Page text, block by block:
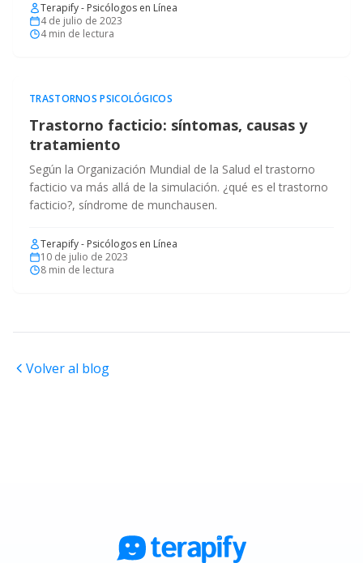
Terapify - Psicólogos en Línea
4 de julio de 2023
4min de lectura
TRASTORNOS PSICOLÓGICOS
Trastorno facticio: síntomas, causas y
tratamiento
Según la Organización Mundial de la Salud el trastorno
facticio va más allá de la simulación. ¿qué es el trastorno
facticio?, síndrome de munchausen.
Terapify - Psicólogos en Línea
10 de julio de 2023
8 min de lectura
Volver al blog